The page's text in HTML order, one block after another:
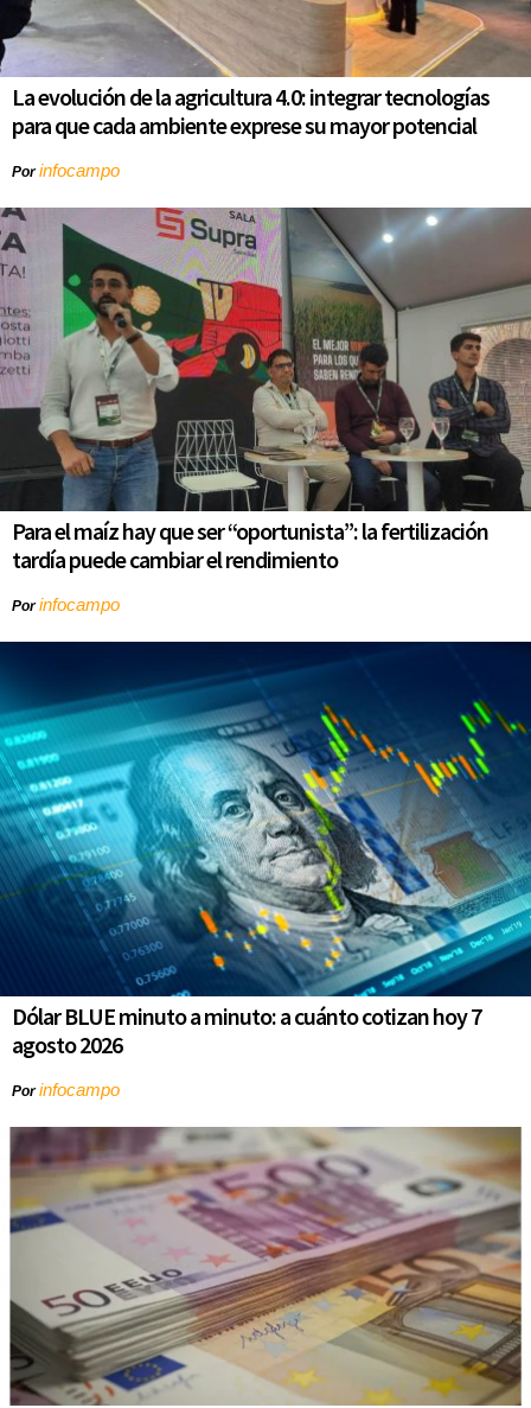
La evolución de la agricultura 4.0: integrar tecnologías
para que cada ambiente exprese su mayor potencial
Porinfocampo
Para el maíz hay que ser “oportunista”: la fertilización
tardía puede cambiar el rendimiento
Porinfocampo
Dólar BLUE minuto a minuto: a cuánto cotizan hoy 7
agosto 2026
Porinfocampo